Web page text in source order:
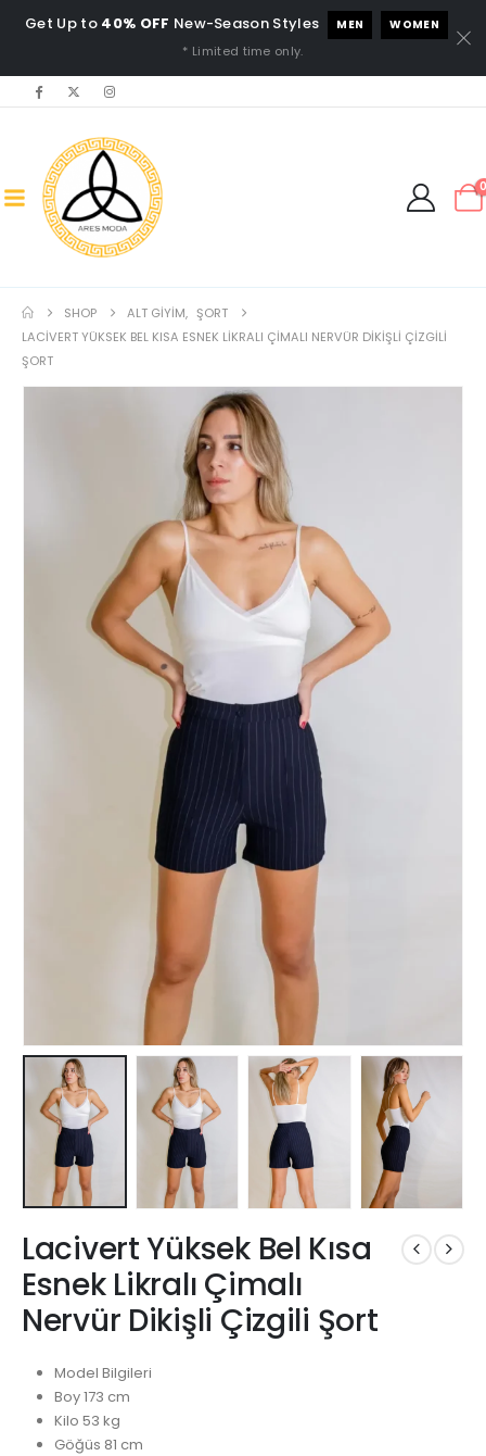
Get Up to 40% OFF New-Season Styles MEN WOMEN
* Limited time only.
SHOP ALT GIYIM, ŞORT
LACIVERT YÜKSEK BEL KISA ESNEK LIKRALI ÇIMALI NERVÜR DIKIŞLI ÇIZGILI
ŞORT
Lacivert Yüksek Bel Kısa
Esnek Likralı Çimalı
Nervür Dikişli Çizgili Şort
Model Bilgileri
Boy 173 cm
Kilo 53 kg
Göğüs 81 cm